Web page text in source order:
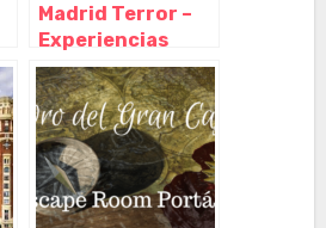
Madrid Terror –
Experiencias
Inmersivas –
Escape Room –
Paranormal
Experience –
Horror Club,
Madrid – Madrid